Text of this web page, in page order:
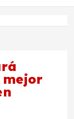
editorial